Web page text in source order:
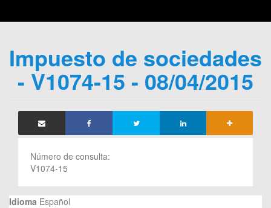
Impuesto de sociedades
- V1074-15 - 08/04/2015
Número de consulta:
V1074-15
Idioma Español